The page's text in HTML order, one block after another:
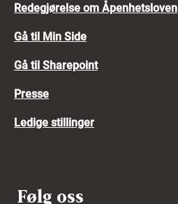
Redegjørelse om Åpenhetsloven
Gå til Min Side
Gå til Sharepoint
Presse
Ledige stillinger
Følg oss